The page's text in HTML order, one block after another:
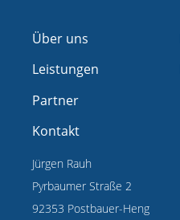
Über uns
Leistungen
Partner
Kontakt
Jürgen Rauh
Pyrbaumer Straße 2
92353 Postbauer-Heng